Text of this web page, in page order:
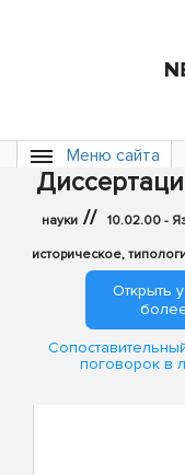
Меню сайта
науки // 10.02.00 -
историческое,
Открыть
поговорок в